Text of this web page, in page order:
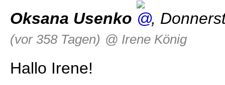
Oksana Usenko ,
(vor 358 Tagen) @ Irene König
Hallo Irene!